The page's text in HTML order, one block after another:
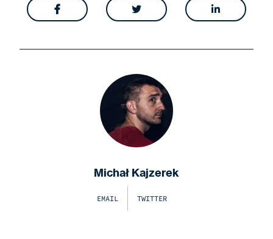
  
Michał Kajzerek
EMAIL TWITTER